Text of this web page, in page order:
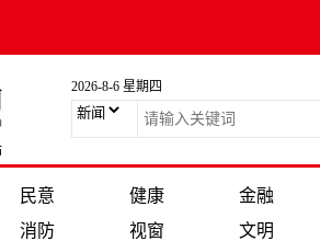
2026-8-6 星期四
民意 健康 金融
消防 视窗 文明